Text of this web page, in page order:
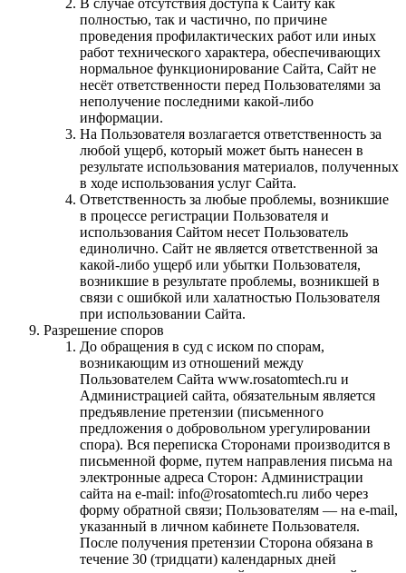
полностью, так и частично, по причине
проведения профилактических работ или иных
работ технического характера, обеспечивающих
нормальное функционирование Сайта, Сайт не
несёт ответственности перед Пользователями за
неполучение последними какой-либо
информации.
На Пользователя возлагается ответственность за
любой ущерб, который может быть нанесен в
результате использования материалов, полученных
в ходе использования услуг Сайта.
Ответственность за любые проблемы, возникшие
в процессе регистрации Пользователя и
использования Сайтом несет Пользователь
единолично. Сайт не является ответственной за
какой-либо ущерб или убытки Пользователя,
возникшие в результате проблемы, возникшей в
связи с ошибкой или халатностью Пользователя
при использовании Сайта.
Разрешение споров
До обращения в суд с иском по спорам,
возникающим из отношений между
Пользователем Сайта www.rosatomtech.ru и
Администрацией сайта, обязательным является
предъявление претензии (письменного
предложения о добровольном урегулировании
спора). Вся переписка Сторонами производится в
письменной форме, путем направления письма на
электронные адреса Сторон: Администрации
сайта на е-mail: info@rosatomtech.ru либо через
форму обратной связи; Пользователям — на е-mail,
указанный в личном кабинете Пользователя.
После получения претензии Сторона обязана в
течение 30 (тридцати) календарных дней